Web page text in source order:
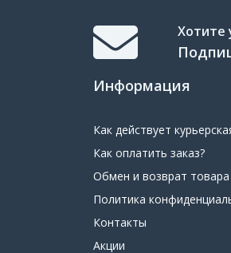
Хотите
Информация
Как действует
Как оплатить заказ?
Обмен и возврат товара
Политика
Контакты
Акции